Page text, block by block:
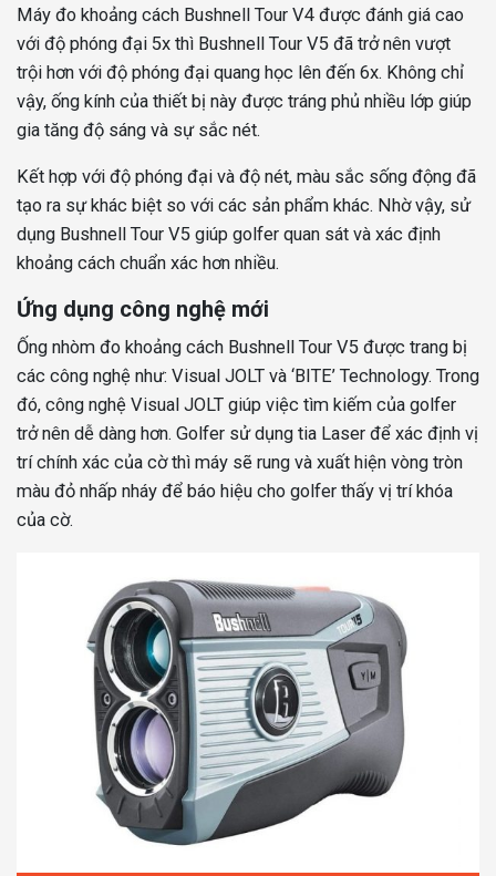
Máy đo khoảng cách Bushnell Tour V4 được đánh giá cao
với độ phóng đại 5x thì Bushnell Tour V5 đã trở nên vượt
trội hơn với độ phóng đại quang học lên đến 6x. Không chỉ
vậy, ống kính của thiết bị này được tráng phủ nhiều lớp giúp
gia tăng độ sáng và sự sắc nét.
Kết hợp với độ phóng đại và độ nét, màu sắc sống động đã
tạo ra sự khác biệt so với các sản phẩm khác. Nhờ vậy, sử
dụng Bushnell Tour V5 giúp golfer quan sát và xác định
khoảng cách chuẩn xác hơn nhiều.
Ứng dụng công nghệ mới
Ống nhòm đo khoảng cách Bushnell Tour V5 được trang bị
các công nghệ như: Visual JOLT và ‘BITE’ Technology. Trong
đó, công nghệ Visual JOLT giúp việc tìm kiếm của golfer
trở nên dễ dàng hơn. Golfer sử dụng tia Laser để xác định vị
trí chính xác của cờ thì máy sẽ rung và xuất hiện vòng tròn
màu đỏ nhấp nháy để báo hiệu cho golfer thấy vị trí khóa
của cờ.